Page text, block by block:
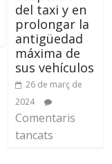
del taxi y en
prolongar la
antigüedad
máxima de
sus vehículos
26 de març de
2024
Comentaris
tancats